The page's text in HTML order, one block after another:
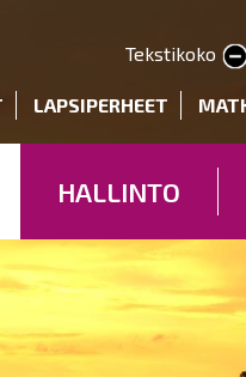
pääsisältöön
Tekstikoko
Pienennä tekstin
Suurenna tekstin
LAPSIPERHEET
HALLINTO